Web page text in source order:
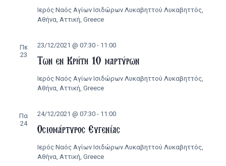
Ιερός Ναός Αγίων Ισιδώρων Λυκαβηττού Λυκαβηττός,
Αθήνα, Αττική, Greece
Πε
23
Των εν Κρήτη 10 μαρτύρων
23/12/2021 @ 07:30- 11:00
Ιερός Ναός Αγίων Ισιδώρων Λυκαβηττού Λυκαβηττός,
Αθήνα, Αττική, Greece
Πα
24
Οσιομάρτυρος Ευγενίας
24/12/2021 @ 07:30- 11:00
Ιερός Ναός Αγίων Ισιδώρων Λυκαβηττού Λυκαβηττός,
Αθήνα, Αττική, Greece